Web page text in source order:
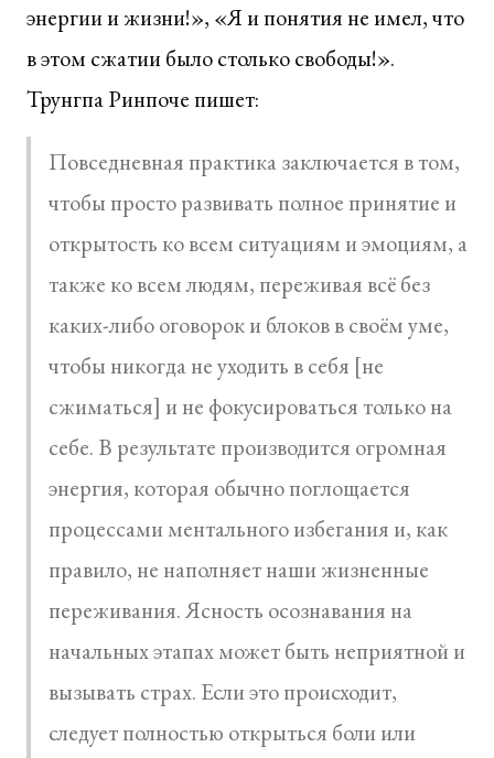
энергии и жизни!», «Я и понятия не имел, что
в этом сжатии было столько свободы!».
Трунгпа Ринпоче пишет:
Повседневная практика заключается в том,
чтобы просто развивать полное принятие и
открытость ко всем ситуациям и эмоциям, а
также ко всем людям, переживая всё без
каких-либо оговорок и блоков в своём уме,
чтобы никогда не уходить в себя [не
сжиматься] и не фокусироваться только на
себе. В результате производится огромная
энергия, которая обычно поглощается
процессами ментального избегания и, как
правило, не наполняет наши жизненные
переживания. Ясность осознавания на
начальных этапах может быть неприятной и
вызывать страх. Если это происходит,
следует полностью открыться боли или